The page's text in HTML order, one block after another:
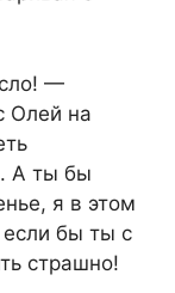
—
Олей на
А ты бы
я в этом
бы ты с
страшно!